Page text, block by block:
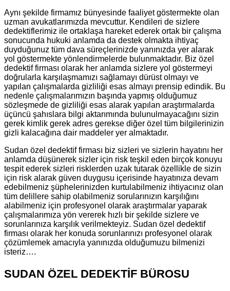
Aynı şekilde firmamız bünyesinde faaliyet göstermekte olan
uzman avukatlarımızda mevcuttur. Kendileri de sizlere
dedektiflerimiz ile ortaklaşa hareket ederek ortak bir çalışma
sonucunda hukuki anlamda da destek olmakta ihtiyaç
duyduğunuz tüm dava süreçlerinizde yanınızda yer alarak
yol göstermekte yönlendirmelerde bulunmaktadır. Biz özel
dedektif firması olarak her anlamda sizlere yol göstermeyi
doğrularla karşılaşmamızı sağlamayı dürüst olmayı ve
yapılan çalışmalarda gizliliği esas almayı prensip edindik. Bu
nedenle çalışmalarımızın başında yapmış olduğumuz
sözleşmede de gizliliği esas alarak yapılan araştırmalarda
üçüncü şahıslara bilgi aktarımında bulunulmayacağını sizin
gerek kimlik gerek adres gerekse diğer özel tüm bilgilerinizin
gizli kalacağına dair maddeler yer almaktadır.
Sudan özel dedektif firması biz sizleri ve sizlerin hayatını her
anlamda düşünerek sizler için risk teşkil eden birçok konuyu
tespit ederek sizleri risklerden uzak tutarak özellikle de sizin
için risk alarak güven duygusu içerisinde hayatınıza devam
edebilmeniz şüphelerinizden kurtulabilmeniz ihtiyacınız olan
tüm delillere sahip olabilmeniz sorularınızın karşılığını
alabilmeniz için profesyonel olarak araştırmalar yaparak
çalışmalarımıza yön vererek hızlı bir şekilde sizlere ve
sorunlarınıza karşılık verilmekteyiz. Sudan özel dedektif
firması olarak her konuda sorunlarınızı profesyonel olarak
çözümlemek amacıyla yanınızda olduğumuzu bilmenizi
isteriz….
SUDAN ÖZEL DEDEKTİF BÜROSU